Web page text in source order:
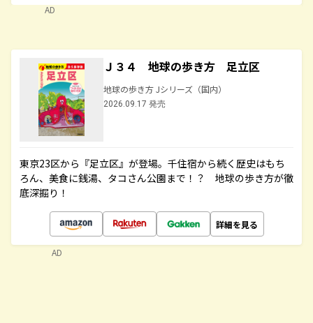
AD
Ｊ３４ 地球の歩き方 足立区
地球の歩き方 Jシリーズ（国内）
2026.09.17 発売
東京23区から『足立区』が登場。千住宿から続く歴史はもち
ろん、美食に銭湯、タコさん公園まで！？ 地球の歩き方が徹
底深掘り！
詳細を見る
AD